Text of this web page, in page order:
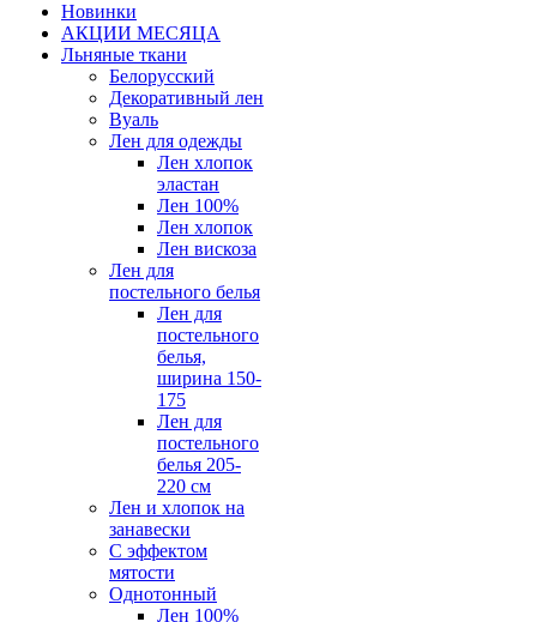
Новинки
АКЦИИ МЕСЯЦА
Льняные ткани
Белорусский
Декоративный лен
Вуаль
Лен для одежды
Лен хлопок
эластан
Лен 100%
Лен хлопок
Лен вискоза
Лен для
постельного белья
Лен для
постельного
белья,
ширина 150-
175
Лен для
постельного
белья 205-
220 см
Лен и хлопок на
занавески
С эффектом
мятости
Однотонный
Лен 100%